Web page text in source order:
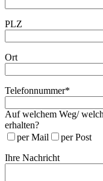
PLZ
Ort
Telefonnummer*
Auf welchem Weg/
erhalten?
per Mail
per Post
Ihre Nachricht